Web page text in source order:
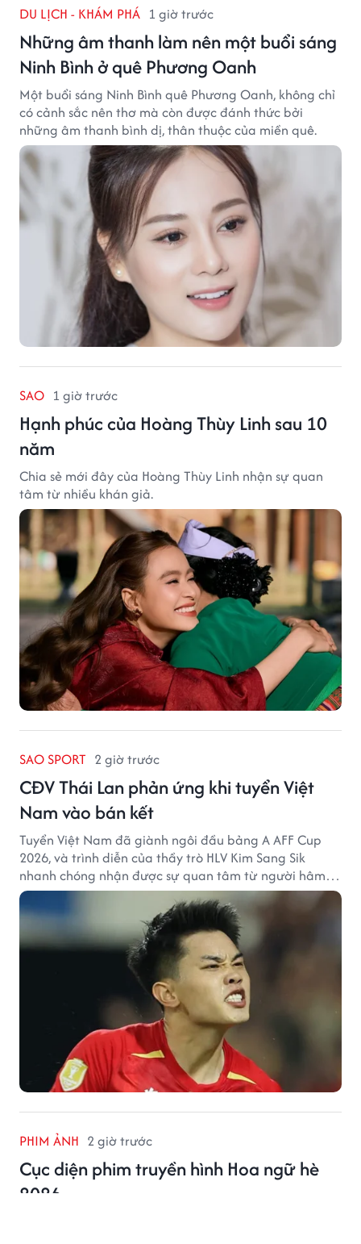
DU LỊCH - KHÁM PHÁ 1 giờ trước
Những âm thanh làm nên một buổi sáng
Ninh Bình ở quê Phương Oanh
Một buổi sáng Ninh Bình quê Phương Oanh, không chỉ
có cảnh sắc nên thơ mà còn được đánh thức bởi
những âm thanh bình dị, thân thuộc của miền quê.
SAO 1 giờ trước
Hạnh phúc của Hoàng Thùy Linh sau 10
năm
Chia sẻ mới đây của Hoàng Thùy Linh nhận sự quan
tâm từ nhiều khán giả.
SAO SPORT 2 giờ trước
CĐV Thái Lan phản ứng khi tuyển Việt
Nam vào bán kết
Tuyển Việt Nam đã giành ngôi đầu bảng A AFF Cup
2026, và trình diễn của thầy trò HLV Kim Sang Sik
nhanh chóng nhận được sự quan tâm từ người hâm
mộ Thái Lan.
PHIM ẢNH 2 giờ trước
Cục diện phim truyền hình Hoa ngữ hè
2026